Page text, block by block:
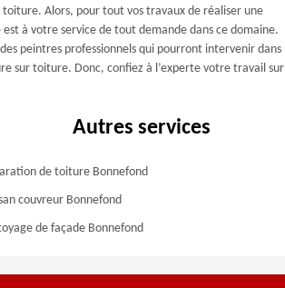
toiture. Alors, pour tout vos travaux de réaliser une
à votre service de tout demande dans ce domaine.
peintres professionnels qui pourront intervenir dans
sur toiture. Donc, confiez à l’experte votre travail sur
Autres services
de toiture Bonnefond
couvreur Bonnefond
de façade Bonnefond